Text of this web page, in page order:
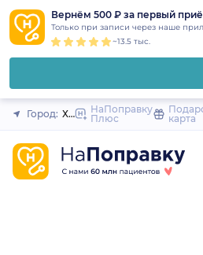
Вернём 500 ₽ за первый
Только при записи через наше
~13.5 тыс.
Закрыть
Город: ХабаровскНаПоправку
Плюс
карта